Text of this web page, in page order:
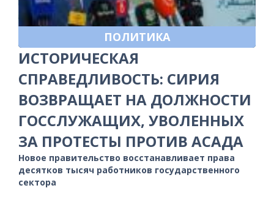
ПОЛИТИКА
ИСТОРИЧЕСКАЯ
СПРАВЕДЛИВОСТЬ: СИРИЯ
ВОЗВРАЩАЕТ НА ДОЛЖНОСТИ
ГОССЛУЖАЩИХ, УВОЛЕННЫХ
ЗА ПРОТЕСТЫ ПРОТИВ АСАДА
Новое правительство восстанавливает права
десятков тысяч работников государственного
сектора